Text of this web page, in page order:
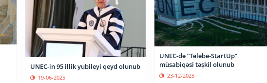
UNEC-in 95 illik yubileyi qeyd olunub
19-06-2025
UNEC-də “Tələbə-StartUp”
müsabiqəsi təşkil olunub
23-12-2025